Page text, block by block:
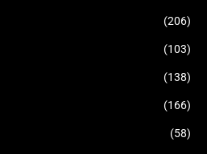
(206)
(103)
(138)
(166)
(58)